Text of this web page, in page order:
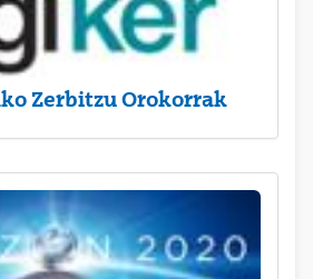
Zerbitzu Orokorrak